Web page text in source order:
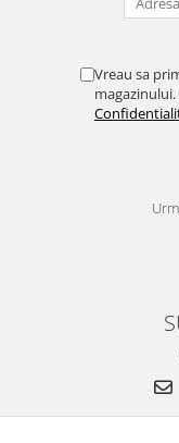
Vreau sa